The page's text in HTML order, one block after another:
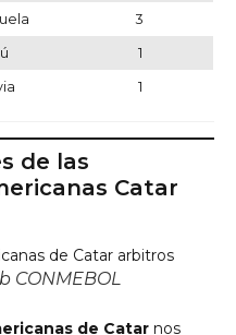
3
1
1
de las
Catar
CONMEBOL
de Catar nos